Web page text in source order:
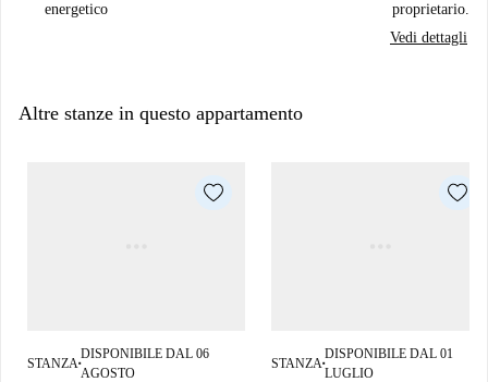
energetico
proprietario.
Vedi dettagli
Altre stanze in questo appartamento
STANZA ■
DISPONIBILE DAL 06
AGOSTO
STANZA ■
DISPONIBILE DAL 01
LUGLIO